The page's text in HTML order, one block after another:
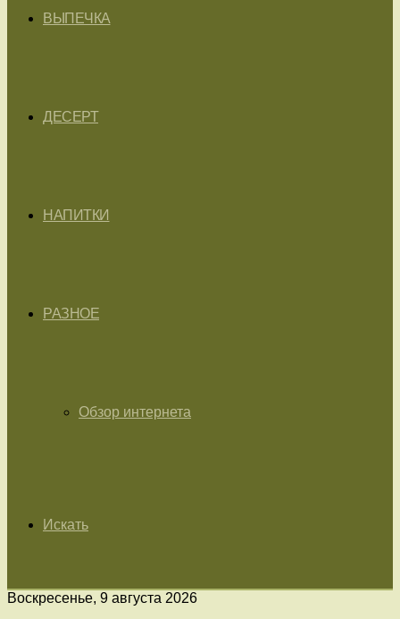
ВЫПЕЧКА
ДЕСЕРТ
НАПИТКИ
РАЗНОЕ
Обзор интернета
Искать
Воскресенье, 9 августа 2026